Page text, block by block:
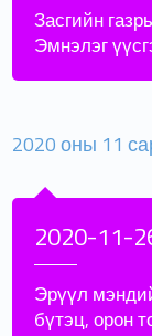
Засгийн
Эмнэлэг
2020 оны 11
2020-11-
Эрүүл
бүтэц, орон